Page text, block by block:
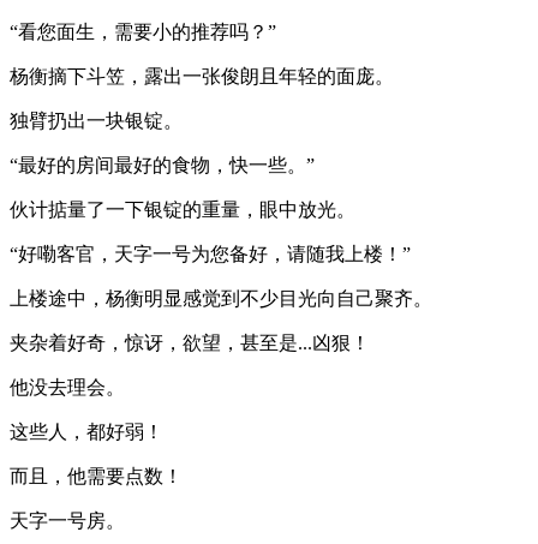
“看您面生，需要小的推荐吗？”
杨衡摘下斗笠，露出一张俊朗且年轻的面庞。
独臂扔出一块银锭。
“最好的房间最好的食物，快一些。”
伙计掂量了一下银锭的重量，眼中放光。
“好嘞客官，天字一号为您备好，请随我上楼！”
上楼途中，杨衡明显感觉到不少目光向自己聚齐。
夹杂着好奇，惊讶，欲望，甚至是...凶狠！
他没去理会。
这些人，都好弱！
而且，他需要点数！
天字一号房。